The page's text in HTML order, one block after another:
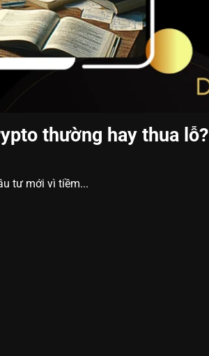
thường hay thua lỗ?
tư mới vì tiềm...